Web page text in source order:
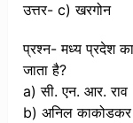
उत्तर- c) खरगोन
प्रश्न- मध्य प्रदेश
जाता है?
a) सी. एन. आर. राव
b) अनिल काकोडकर